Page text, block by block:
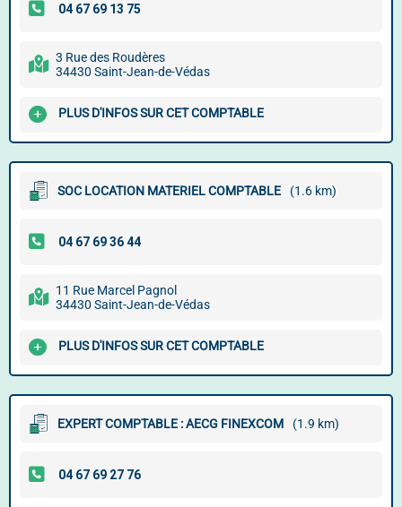
3 Rue des Roudères
34430 Saint-Jean-de-Védas
PLUS D'INFOS SUR CET COMPTABLE
SOC LOCATION MATERIEL COMPTABLE (1.6 km)
11 Rue Marcel Pagnol
34430 Saint-Jean-de-Védas
PLUS D'INFOS SUR CET COMPTABLE
EXPERT COMPTABLE : AECG FINEXCOM (1.9 km)